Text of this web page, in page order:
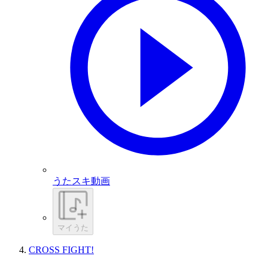
うたスキ動画
マイうた
CROSS FIGHT!